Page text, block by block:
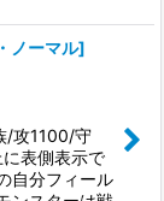
ノーマル]
/攻1100/守
表側表示で
自分フィール